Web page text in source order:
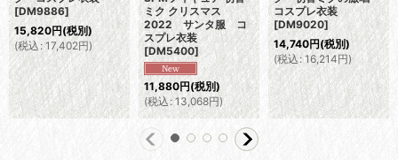
[DM9886]
15,820円(税別)
(税込 : 17,402円)
ミク クリスマス
2022 サンタ服 コ
スプレ衣装
[DM5400]
11,880円(税別)
(税込 : 13,068円)
コスプレ衣装
[DM9020]
14,740円(税別)
(税込: 16,214円)